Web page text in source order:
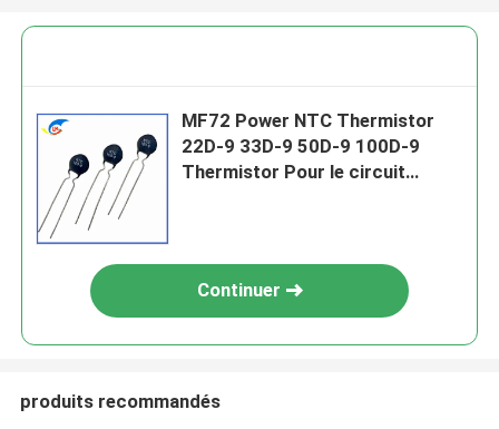
MF72 Power NTC Thermistor
22D-9 33D-9 50D-9 100D-9
Thermistor Pour le circuit
Continuer
produits recommandés